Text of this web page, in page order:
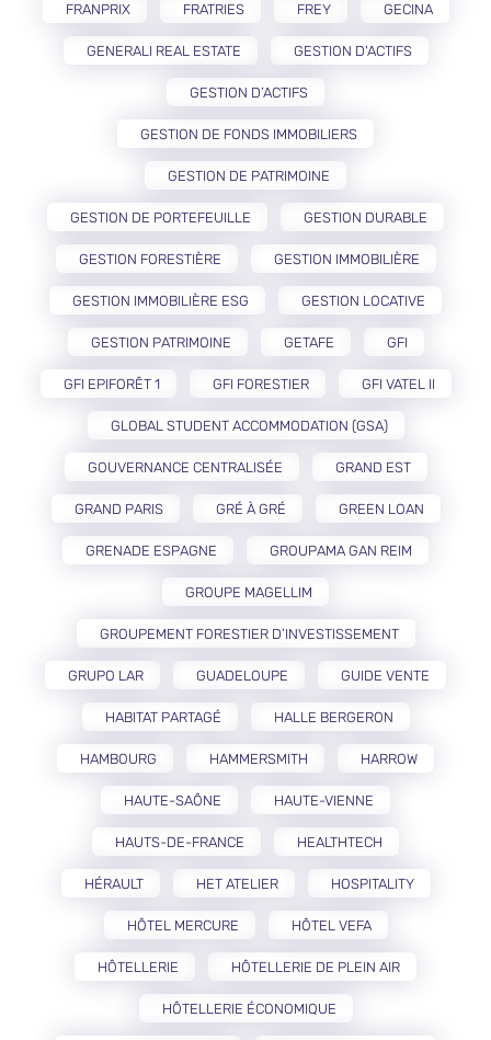
FRANPRIX FRATRIES FREY GECINA
GENERALI REAL ESTATE GESTION D'ACTIFS
GESTION D’ACTIFS
GESTION DE FONDS IMMOBILIERS
GESTION DE PATRIMOINE
GESTION DE PORTEFEUILLE GESTION DURABLE
GESTION FORESTIÈRE GESTION IMMOBILIÈRE
GESTION IMMOBILIÈRE ESG GESTION LOCATIVE
GESTION PATRIMOINE GETAFE GFI
GFI EPIFORÊT 1 GFI FORESTIER GFI VATEL II
GLOBAL STUDENT ACCOMMODATION (GSA)
GOUVERNANCE CENTRALISÉE GRAND EST
GRAND PARIS GRÉ À GRÉ GREEN LOAN
GRENADE ESPAGNE GROUPAMA GAN REIM
GROUPE MAGELLIM
GROUPEMENT FORESTIER D’INVESTISSEMENT
GRUPO LAR GUADELOUPE GUIDE VENTE
HABITAT PARTAGÉ HALLE BERGERON
HAMBOURG HAMMERSMITH HARROW
HAUTE-SAÔNE HAUTE-VIENNE
HAUTS-DE-FRANCE HEALTHTECH
HÉRAULT HET ATELIER HOSPITALITY
HÔTEL MERCURE HÔTEL VEFA
HÔTELLERIE HÔTELLERIE DE PLEIN AIR
HÔTELLERIE ÉCONOMIQUE